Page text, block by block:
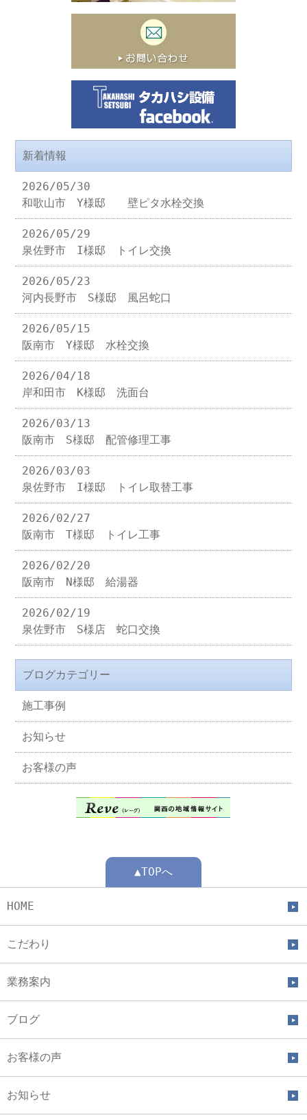
新着情報
2026/05/30
和歌山市 Y様邸 壁ピタ水栓交換
2026/05/29
泉佐野市 I様邸 トイレ交換
2026/05/23
河内長野市 S様邸 風呂蛇口
2026/05/15
阪南市 Y様邸 水栓交換
2026/04/18
岸和田市 K様邸 洗面台
2026/03/13
阪南市 S様邸 配管修理工事
2026/03/03
泉佐野市 I様邸 トイレ取替工事
2026/02/27
阪南市 T様邸 トイレ工事
2026/02/20
阪南市 N様邸 給湯器
2026/02/19
泉佐野市 S様店 蛇口交換
ブログカテゴリー
施工事例
お知らせ
お客様の声
▲TOPへ
HOME
こだわり
業務案内
ブログ
お客様の声
お知らせ